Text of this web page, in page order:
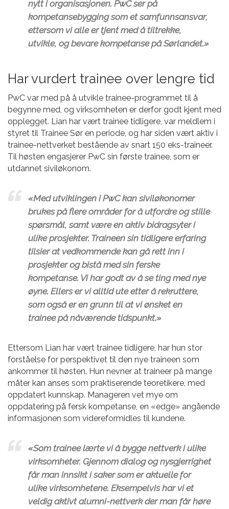
nytt i organisasjonen. PwC ser på
kompetansebygging som et samfunnsansvar,
ettersom vi alle er tjent med å tiltrekke,
utvikle, og bevare kompetanse på Sørlandet.»
Har vurdert trainee over lengre tid
PwC var med på å utvikle trainee-programmet til å
begynne med, og virksomheten er derfor godt kjent med
opplegget. Lian har vært trainee tidligere, var meldlem i
styret til Trainee Sør en periode, og har siden vært aktiv i
trainee-nettverket bestående av snart 150 eks-traineer.
Til høsten engasjerer PwC sin første trainee, som er
utdannet siviløkonom.
«Med utviklingen i PwC kan siviløkonomer
brukes på flere områder for å utfordre og stille
spørsmål, samt være en aktiv bidragsyter i
ulike prosjekter. Traineen sin tidligere erfaring
tilsier at vedkommende kan gå rett inn i
prosjekter og bistå med sin ferske
kompetanse. Vi har godt av å se ting med nye
øyne. Ellers er vi alltid ute etter å rekruttere,
som også er en grunn til at vi ønsket en
trainee på nåværende tidspunkt.»
Ettersom Lian har vært trainee tidligere, har hun stor
forståelse for perspektivet til den nye traineen som
ankommer til høsten. Hun nevner at traineer på mange
måter kan anses som praktiserende teoretikere, med
oppdatert kunnskap. Manageren vet mye om
oppdatering på fersk kompetanse, en «edge» angående
informasjonen som videreformidles til kundene.
«Som trainee lærte vi å bygge nettverk i ulike
virksomheter. Gjennom dialog og nysgjerrighet
får man innsikt i saker som er aktuelle for
ulike virksomhetene. Eksempelvis har vi et
veldig aktivt alumni-nettverk der man får høre